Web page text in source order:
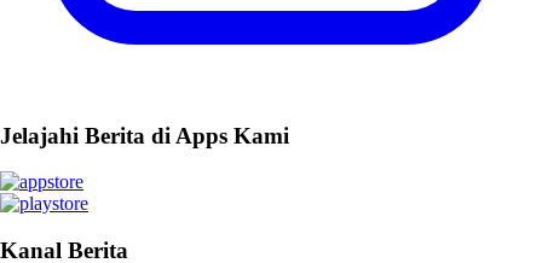
Jelajahi Berita di Apps Kami
Kanal Berita